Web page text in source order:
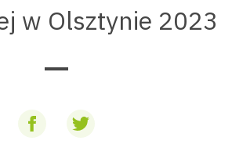
w Olsztynie 2023